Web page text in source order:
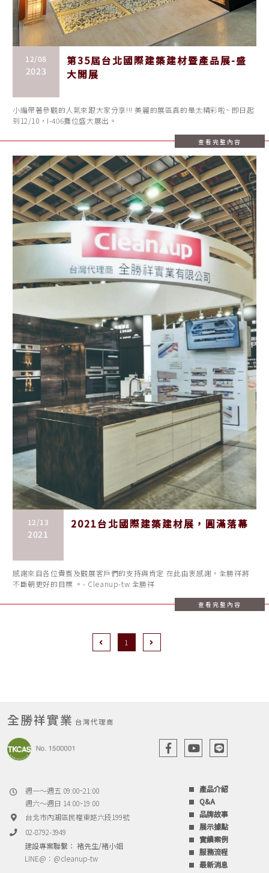
12/08
2023
第35屆台北國際建築建材暨產品展-盛
大開展
小編帶著參觀的人氣來跟大家分享!!! 美麗的展區真的是太精彩啦~ 即日起
到12/10，I-406攤位盛大展出。
查看完整內容
12/13
2021
2021台北國際建築建材展，圓滿落幕
感謝來自各位貴賓及觀展客戶們的支持與肯定 在此由衷感謝，全勝祥將
不斷朝更好的目標 。- Cleanup-tw 全勝祥
查看完整內容
Previous
1 Next
全勝祥實業 台灣代理商
週一～週五 09:00~21:00
週六～週日 14:00~19:00
台北市內湖區民權東路六段199號
02-8792-3949
建設專案聯繫： 褚先生/褚小姐
LINE@： @cleanup-tw
產品介紹
Q&A
品牌故事
展示據點
實績案例
服務流程
最新消息